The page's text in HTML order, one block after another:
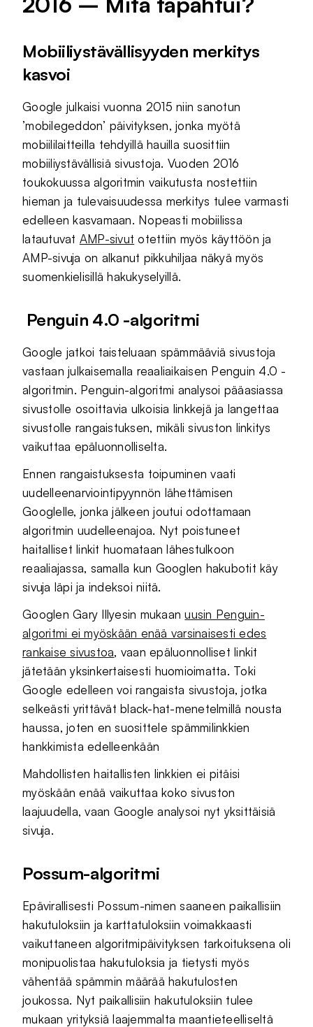
Mobiiliystävällisyyden merkitys
kasvoi
Google julkaisi vuonna 2015 niin sanotun
’mobilegeddon’ päivityksen, jonka myötä
mobiililaitteilla tehdyillä hauilla suosittiin
mobiiliystävällisiä sivustoja. Vuoden 2016
toukokuussa algoritmin vaikutusta nostettiin
hieman ja tulevaisuudessa merkitys tulee varmasti
edelleen kasvamaan. Nopeasti mobiilissa
latautuvat AMP-sivut otettiin myös käyttöön ja
AMP-sivuja on alkanut pikkuhiljaa näkyä myös
suomenkielisillä hakukyselyillä.
Penguin 4.0 -algoritmi
Google jatkoi taisteluaan spämmääviä sivustoja
vastaan julkaisemalla reaaliaikaisen Penguin 4.0 -
algoritmin. Penguin-algoritmi analysoi pääasiassa
sivustolle osoittavia ulkoisia linkkejä ja langettaa
sivustolle rangaistuksen, mikäli sivuston linkitys
vaikuttaa epäluonnolliselta.
Ennen rangaistuksesta toipuminen vaati
uudelleenarviointipyynnön lähettämisen
Googlelle, jonka jälkeen joutui odottamaan
algoritmin uudelleenajoa. Nyt poistuneet
haitalliset linkit huomataan lähestulkoon
reaaliajassa, samalla kun Googlen hakubotit käy
sivuja läpi ja indeksoi niitä.
Googlen Gary Illyesin mukaanuusin Penguin-
algoritmi ei myöskään enää varsinaisesti edes
rankaise sivustoa, vaan epäluonnolliset linkit
jätetään yksinkertaisesti huomioimatta. Toki
Google edelleen voi rangaista sivustoja, jotka
selkeästi yrittävät black-hat-menetelmillä nousta
haussa, joten en suosittele spämmilinkkien
hankkimista edelleenkään
Mahdollisten haitallisten linkkien ei pitäisi
myöskään enää vaikuttaa koko sivuston
laajuudella, vaan Google analysoi nyt yksittäisiä
sivuja.
Possum-algoritmi
Epävirallisesti Possum-nimen saaneen paikallisiin
hakutuloksiin ja karttatuloksiin voimakkaasti
vaikuttaneen algoritmipäivityksen tarkoituksena oli
monipuolistaa hakutuloksia ja tietysti myös
vähentää spämmin määrää hakutulosten
joukossa. Nyt paikallisiin hakutuloksiin tulee
mukaan yrityksiä laajemmalta maantieteelliseltä